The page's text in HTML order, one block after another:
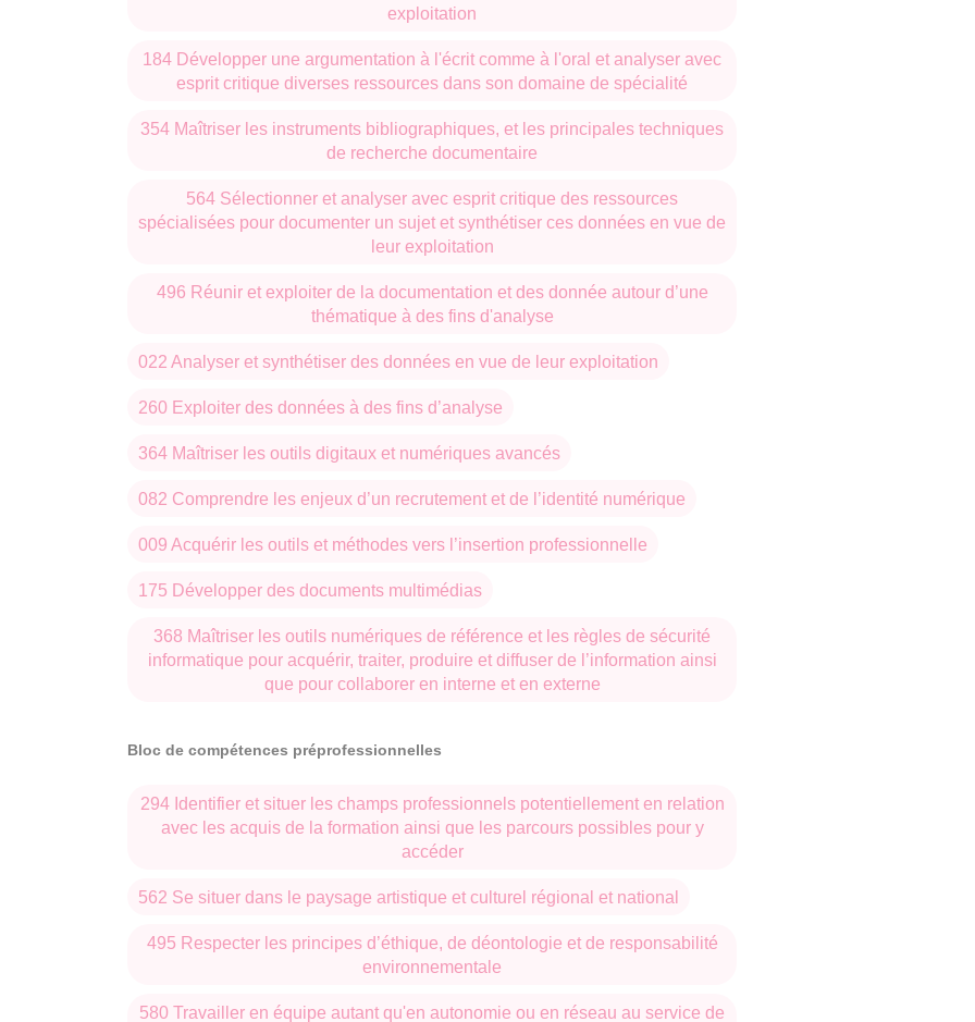
exploitation
184 Développer une argumentation à l'écrit comme à l'oral et analyser avec
esprit critique diverses ressources dans son domaine de spécialité
354 Maîtriser les instruments bibliographiques, et les principales techniques
de recherche documentaire
564 Sélectionner et analyser avec esprit critique des ressources
spécialisées pour documenter un sujet et synthétiser ces données en vue de
leur exploitation
496 Réunir et exploiter de la documentation et des donnée autour d’une
thématique à des fins d'analyse
022 Analyser et synthétiser des données en vue de leur exploitation
260 Exploiter des données à des fins d’analyse
364 Maîtriser les outils digitaux et numériques avancés
082 Comprendre les enjeux d’un recrutement et de l’identité numérique
009 Acquérir les outils et méthodes vers l’insertion professionnelle
175 Développer des documents multimédias
368 Maîtriser les outils numériques de référence et les règles de sécurité
informatique pour acquérir, traiter, produire et diffuser de l’information ainsi
que pour collaborer en interne et en externe
Bloc de compétences préprofessionnelles
294 Identifier et situer les champs professionnels potentiellement en relation
avec les acquis de la formation ainsi que les parcours possibles pour y
accéder
562 Se situer dans le paysage artistique et culturel régional et national
495 Respecter les principes d’éthique, de déontologie et de responsabilité
environnementale
580 Travailler en équipe autant qu'en autonomie ou en réseau au service de